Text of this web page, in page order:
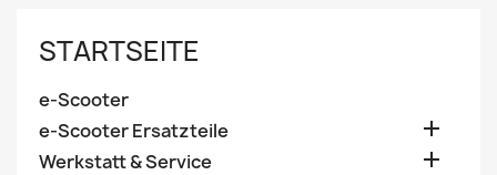
STARTSEITE
e-Scooter
e-Scooter Ersatzteile

Werkstatt & Service 